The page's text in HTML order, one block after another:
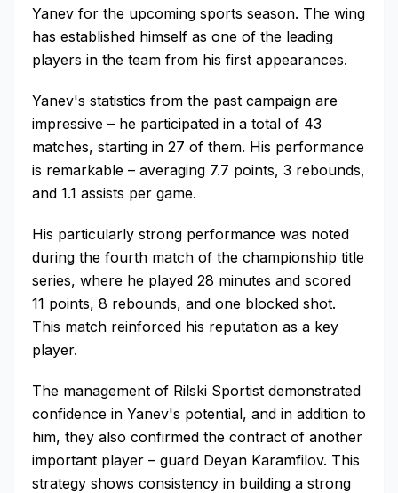
Yanev for the upcoming sports season. The wing
has established himself as one of the leading
players in the team from his first appearances.
Yanev's statistics from the past campaign are
impressive – he participated in a total of 43
matches, starting in 27 of them. His performance
is remarkable – averaging 7.7 points, 3 rebounds,
and 1.1 assists per game.
His particularly strong performance was noted
during the fourth match of the championship title
series, where he played 28 minutes and scored
11 points, 8 rebounds, and one blocked shot.
This match reinforced his reputation as a key
player.
The management of Rilski Sportist demonstrated
confidence in Yanev's potential, and in addition to
him, they also confirmed the contract of another
important player – guard Deyan Karamfilov. This
strategy shows consistency in building a strong